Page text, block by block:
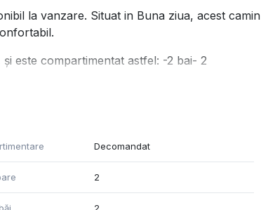
la vanzare. Situat in Buna ziua, acest camin
este compartimentat astfel: -2 bai- 2
va fi gata și va fi predat de către
Decomandat
2